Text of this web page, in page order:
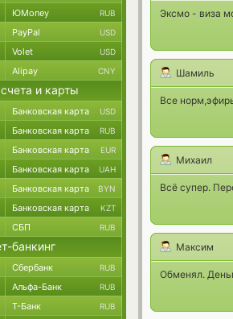
Эксмо - виза
Шамиль
Все
Михаил
Всё супер.
Максим
Обменял.
ЮMoney RUB
PayPal USD
Volet USD
Alipay CNY
и карты
Банковская карта USD
Банковская карта RUB
Банковская карта EUR
Банковская карта UAH
Банковская карта BYN
Банковская карта KZT
СБП RUB
банкинг
Сбербанк RUB
Альфа-Банк RUB
Т-Банк RUB